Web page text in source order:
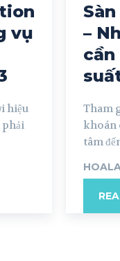
vụ
hiệu
phải
–
Tham
khoán
tâm